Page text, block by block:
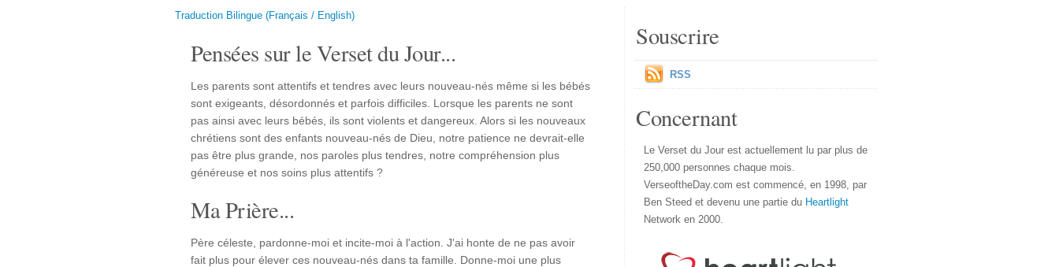
Traduction Bilingue (Français / English)
Pensées sur le Verset du Jour...
Les parents sont attentifs et tendres avec leurs nouveau-nés même si les bébés
sont exigeants, désordonnés et parfois difficiles. Lorsque les parents ne sont
pas ainsi avec leurs bébés, ils sont violents et dangereux. Alors si les nouveaux
chrétiens sont des enfants nouveau-nés de Dieu, notre patience ne devrait-elle
pas être plus grande, nos paroles plus tendres, notre compréhension plus
généreuse et nos soins plus attentifs ?
Ma Prière...
Père céleste, pardonne-moi et incite-moi à l'action. J'ai honte de ne pas avoir
fait plus pour élever ces nouveau-nés dans ta famille. Donne-moi une plus
Souscrire
RSS
Concernant
Le Verset du Jour est actuellement lu par plus de
250,000 personnes chaque mois.
VerseoftheDay.com est commencé, en 1998, par
Ben Steed et devenu une partie du Heartlight
Network en 2000.